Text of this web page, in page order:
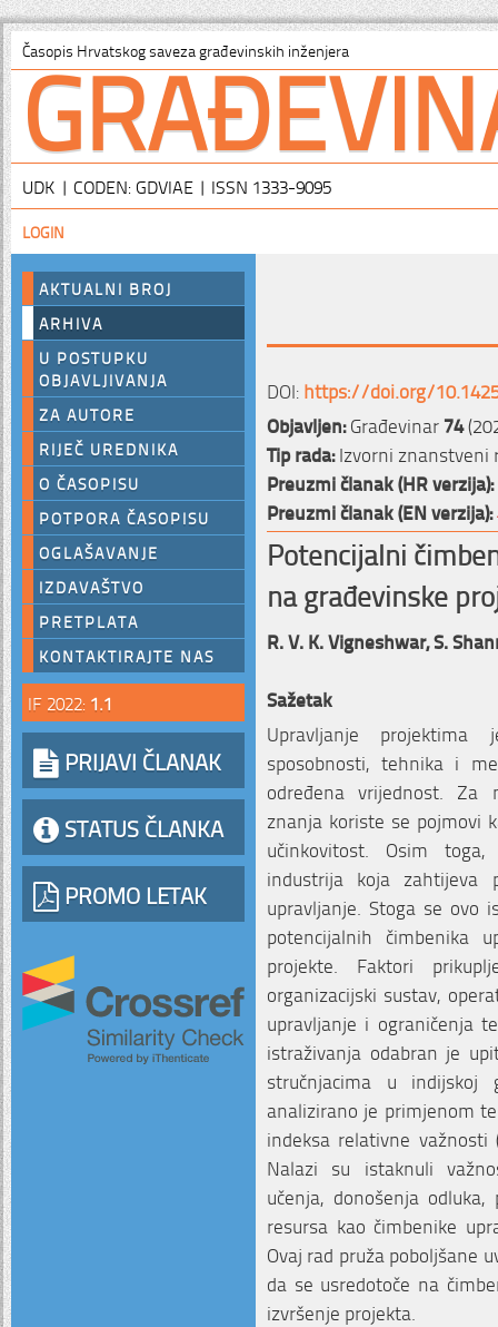
Časopis Hrvatskog saveza građevinskih inženjera
UDK | CODEN: GDVIAE | ISSN 1333-9095
LOGIN
AKTUALNI BROJ
ARHIVA
U POSTUPKU
OBJAVLJIVANJA
ZA AUTORE
RIJEČ UREDNIKA
O ČASOPISU
POTPORA ČASOPISU
OGLAŠAVANJE
IZDAVAŠTVO
PRETPLATA
KONTAKTIRAJTE NAS
IF 2022: 1.1
PRIJAVI ČLANAK
STATUS ČLANKA
PROMO LETAK
DOI:https://doi.org/
Objavljen:Građevinar74
Tip rada:Izvorni znanstveni
Preuzmi članak (HR verzija):
Preuzmi članak (EN verzija):
Potencijalni
na građevinske
R. V. K. Vigneshwar,S.
Sažetak
Upravljanje projektima
sposobnosti, tehnika i
određena vrijednost. Za
znanja koriste se pojmovi
učinkovitost. Osim
industrija koja zahtijeva
upravljanje. Stoga se ovo
potencijalnih čimbenika
projekte. Faktori
organizacijski sustav,
upravljanje i ograničenja
istraživanja odabran je
stručnjacima u indijskoj
analizirano je primjenom
indeksa relativne važnosti
Nalazi su istaknuli
učenja, donošenja
resursa kao čimbenike
Ovaj rad pruža poboljšane
da se usredotoče na
izvršenje projekta.